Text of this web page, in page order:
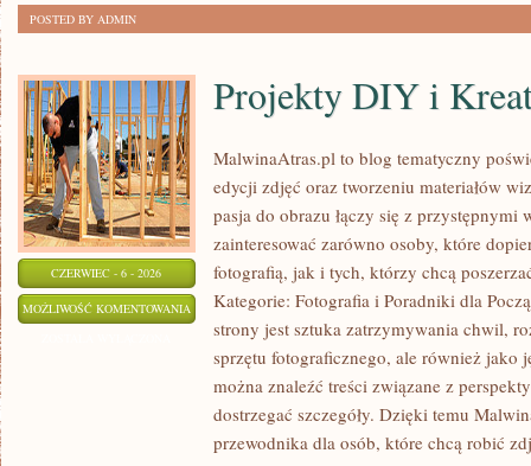
POSTED BY ADMIN
CZERWIEC - 6 - 2026
MOŻLIWOŚĆ KOMENTOWANIA PROJEKTY
KREATYWNE
TRIKI
Projekty DIY i
MalwinaAtras.pl to blog tematyczny
edycji zdjęć oraz tworzeniu materiałów
pasja do obrazu łączy się z przystępnymi
zainteresować zarówno osoby, które
fotografią, jak i tych, którzy chcą
Kategorie: Fotografia i Poradniki dla
strony jest sztuka zatrzymywania chwil,
sprzętu fotograficznego, ale również jako
można znaleźć treści związane z
dostrzegać szczegóły. Dzięki temu
przewodnika dla osób, które chcą robić